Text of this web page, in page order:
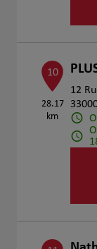
10
28.17
km
12